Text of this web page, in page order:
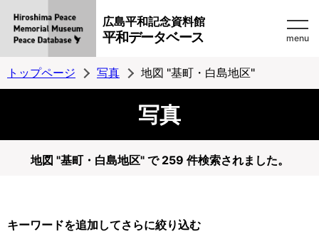
広島平和記念資料館
平和データベース menu
トップページ 写真 地図 "基町・白島地区"
写真
地図 "基町・白島地区" で 259 件検索されました。
キーワードを追加してさらに絞り込む